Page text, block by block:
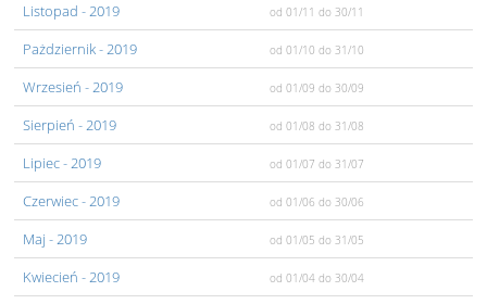
Listopad - 2019 od 01/11 do 30/11
Pażdziernik- 2019 od 01/10 do 31/10
Wrzesień - 2019 od 01/09 do 30/09
Sierpień - 2019 od 01/08 do 31/08
Lipiec- 2019 od 01/07 do 31/07
Czerwiec- 2019 od 01/06 do 30/06
Maj - 2019 od 01/05 do 31/05
Kwiecień - 2019 od 01/04 do 30/04